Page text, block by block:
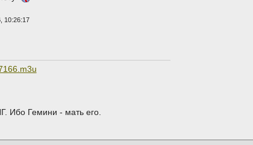
10:26:17
Ибо Гемини - мать его.